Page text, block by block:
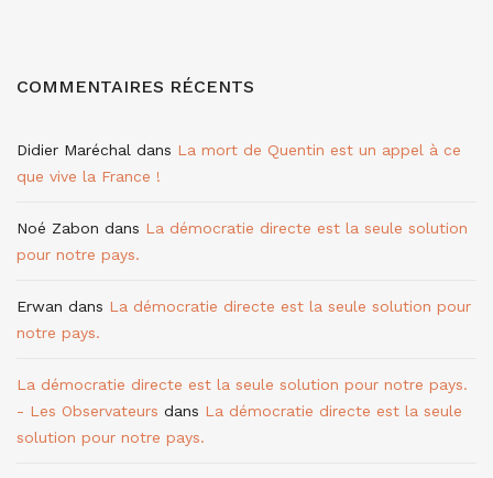
COMMENTAIRES RÉCENTS
Didier Maréchal dans La mort de Quentin est un appel à ce
que vive la France !
Noé Zabon dans La démocratie directe est la seule solution
pour notre pays.
Erwan dans La démocratie directe est la seule solution pour
notre pays.
La démocratie directe est la seule solution pour notre pays.
- Les Observateurs dans La démocratie directe est la seule
solution pour notre pays.